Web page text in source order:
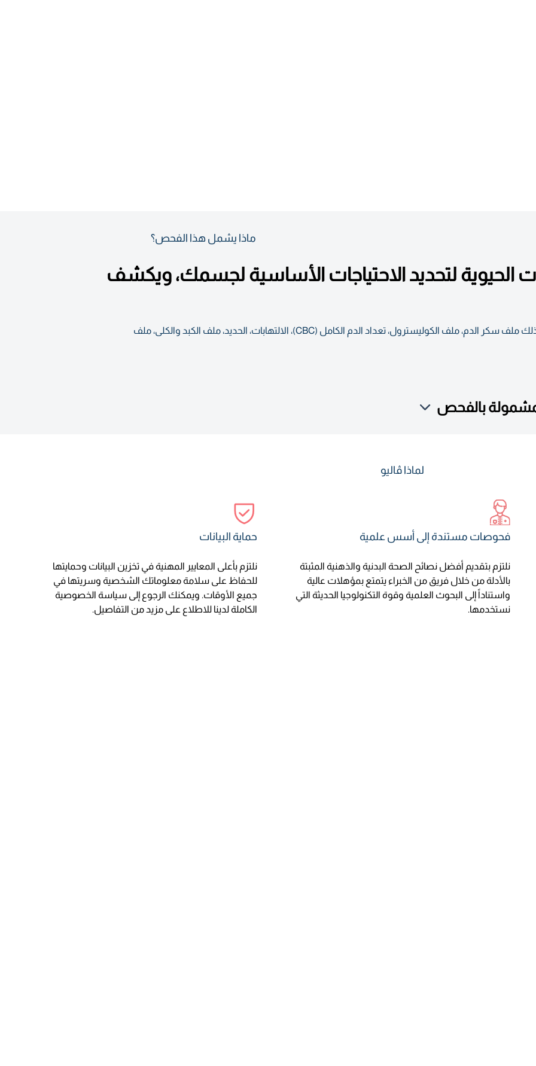
ماذا يشمل هذا الفحص؟
الحيوية لتحديد الاحتياجات الأساسية لجسمك، ويكشف
يشمل معلومات عن المؤشرات الحيوية بما في ذلك ملف سكر الدم، ملف الكوليسترول، تعداد الدم الكامل (CBC)، الالتهابات، الحديد، ملف الكبد والكلى، ملف
بالفحص
لماذا ڤاليو
فحوصات مستندة إلى أسس علمية
نلتزم بتقديم أفضل نصائح الصحة البدنية والذهنية المثبتة
بالأدلة من خلال فريق من الخبراء يتمتع بمؤهلات عالية
واستناداً إلى البحوث العلمية وقوة التكنولوجيا الحديثة التي
نستخدمها.
حماية البيانات
نلتزم بأعلى المعايير المهنية في تخزين البيانات وحمايتها
للحفاظ على سلامة معلوماتك الشخصية وسريتها في
جميع الأوقات. ويمكنك الرجوع إلى سياسة الخصوصية
الكاملة لدينا للاطلاع على مزيد من التفاصيل.